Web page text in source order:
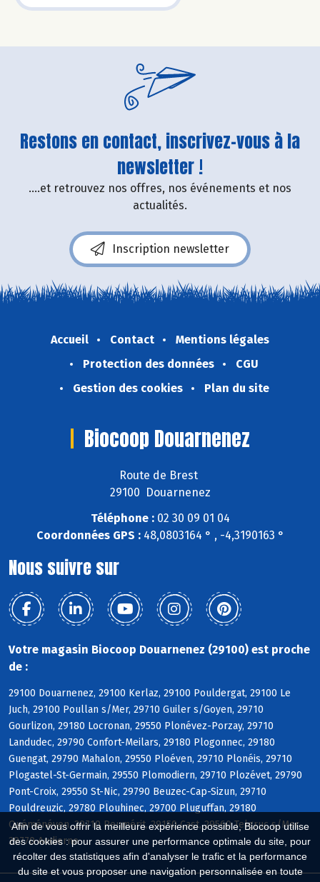
Afin de vous offrir la meilleure expérience possible, Biocoop utilise
des cookies : pour assurer une performance optimale du site, pour
récolter des statistiques afin d'analyser le trafic et la performance
du site et vous proposer une navigation personnalisée en toute
Restons en contact, inscrivez-vous à la
newsletter !
....et retrouvez nos offres, nos événements et nos
actualités.
Inscription newsletter
Accueil Contact
Mentions légales
Protection des données
CGU
Gestion des cookies
Plan du site
Biocoop Douarnenez
Route de Brest
29100 Douarnenez
Téléphone :02 30 09 01 04
Coordonnées GPS :48,0803164 ° , -4,3190163 °
Nous suivre sur
Votre magasin Biocoop Douarnenez (29100) est proche
de :
29100 Douarnenez, 29100 Kerlaz, 29100 Pouldergat, 29100 Le
Juch, 29100 Poullan s/Mer, 29710 Guiler s/Goyen, 29710
Gourlizon, 29180 Locronan, 29550 Plonévez-Porzay, 29710
Landudec, 29790 Confort-Meilars, 29180 Plogonnec, 29180
Guengat, 29790 Mahalon, 29550 Ploéven, 29710 Plonéis, 29710
Plogastel-St-Germain, 29550 Plomodiern, 29710 Plozévet, 29790
Pont-Croix, 29550 St-Nic, 29790 Beuzec-Cap-Sizun, 29710
Pouldreuzic, 29780 Plouhinec, 29700 Pluguffan, 29180
Quéménéven, 29710 Peumérit, 29150 Cast, 29560 Telgruc s/Mer,
29770 Audierne